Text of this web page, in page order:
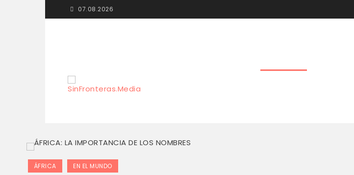
07.08.2026
ÁFRICA EN EL MUNDO